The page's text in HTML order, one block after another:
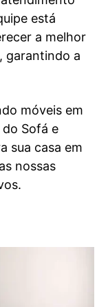
está
a melhor
garantindo a
móveis em
Sofá e
sua casa em
nossas